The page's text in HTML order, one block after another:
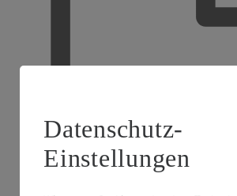
Datenschutz-
Einstellungen